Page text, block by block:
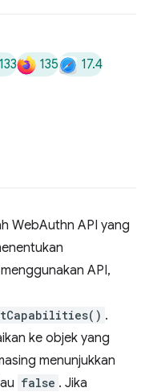
133 135 17.4
WebAuthn API yang
API,
.
ke objek yang
menunjukkan
false . Jika